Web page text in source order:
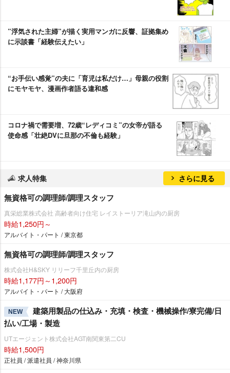
”浮気された主婦”が描く実用マンガに反響、証拠集め
に示談書「経験伝えたい」
“お手伝い感覚”の夫に「育児は私だけ…」母親の役割
にモヤモヤ、漫画作者語る違和感
コロナ禍で需要増、72歳“レディコミ”の女帝が語る
使命感「壮絶DVに旦那の不倫も経験」
求人特集 さらに見る
無資格可の調理師/調理スタッフ
真栄総業株式会社 高齢者向け住宅 レイストーリア滝山内の厨房
時給1,250円～
アルバイト・パート / 東京都
無資格可の調理師/調理スタッフ
株式会社H&SKY リリーフ千里丘内の厨房
時給1,177円～1,200円
アルバイト・パート / 大阪府
NEW
建築用製品の仕込み・充填・検査・機械操作/寮完備/日
払い/工場・製造
UTエージェント株式会社AGT南関東第二CU
時給1,500円
正社員 / 派遣社員 / 神奈川県